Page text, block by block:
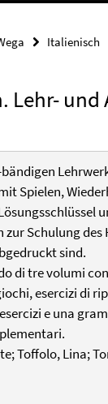
Italienisch
Lehr- und
Spielen,
zur Schulung
sind.
di tre volumi
esercizi di
e una
Toffolo, Lina;